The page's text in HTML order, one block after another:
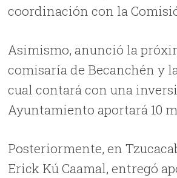
coordinación con la
Asimismo, anunció la
comisaría de Becanchén y
cual contará con una
Ayuntamiento aportará 10
Posteriormente, en
Erick Kú Caamal, entregó